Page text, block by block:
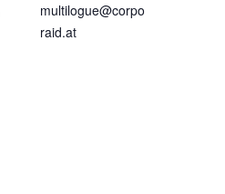
multilogue@corpo
raid.at